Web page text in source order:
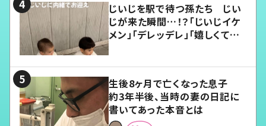
じいじを駅で待つ孫たち じい
じが来た瞬間…！？「じいじイケ
メン」「デレッデレ」「嬉しくて可
生後8ヶ月で亡くなった息子
約3年半後、当時の妻の日記に
書いてあった本音とは